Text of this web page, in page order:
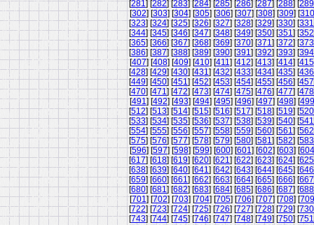
[281] [282] [283] [284] [285] [286] [287] [288] [289
[302] [303] [304] [305] [306] [307] [308] [309] [310
[323] [324] [325] [326] [327] [328] [329] [330] [331
[344] [345] [346] [347] [348] [349] [350] [351] [352
[365] [366] [367] [368] [369] [370] [371] [372] [373
[386] [387] [388] [389] [390] [391] [392] [393] [394
[407] [408] [409] [410] [411] [412] [413] [414] [415
[428] [429] [430] [431] [432] [433] [434] [435] [436
[449] [450] [451] [452] [453] [454] [455] [456] [457
[470] [471] [472] [473] [474] [475] [476] [477] [478
[491] [492] [493] [494] [495] [496] [497] [498] [499
[512] [513] [514] [515] [516] [517] [518] [519] [520
[533] [534] [535] [536] [537] [538] [539] [540] [541
[554] [555] [556] [557] [558] [559] [560] [561] [562
[575] [576] [577] [578] [579] [580] [581] [582] [583
[596] [597] [598] [599] [600] [601] [602] [603] [604
[617] [618] [619] [620] [621] [622] [623] [624] [625
[638] [639] [640] [641] [642] [643] [644] [645] [646
[659] [660] [661] [662] [663] [664] [665] [666] [667
[680] [681] [682] [683] [684] [685] [686] [687] [688
[701] [702] [703] [704] [705] [706] [707] [708] [709
[722] [723] [724] [725] [726] [727] [728] [729] [730
[743] [744] [745] [746] [747] [748] [749] [750] [751